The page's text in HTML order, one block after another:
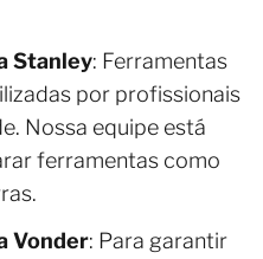
Stanley: Ferramentas
por profissionais
Nossa equipe está
ferramentas como
Vonder: Para garantir